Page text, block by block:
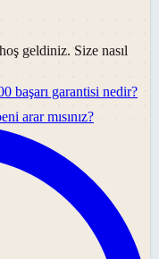
geldiniz. Size nasıl
başarı garantisi nedir?
arar mısınız?